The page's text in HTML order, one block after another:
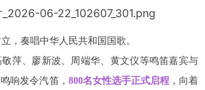
，奏唱中华人民共和国国歌。
萍、廖新波、周端华、黄文仪等鸣笛嘉宾与
响发令汽笛， 800名女性选手正式启程，向着